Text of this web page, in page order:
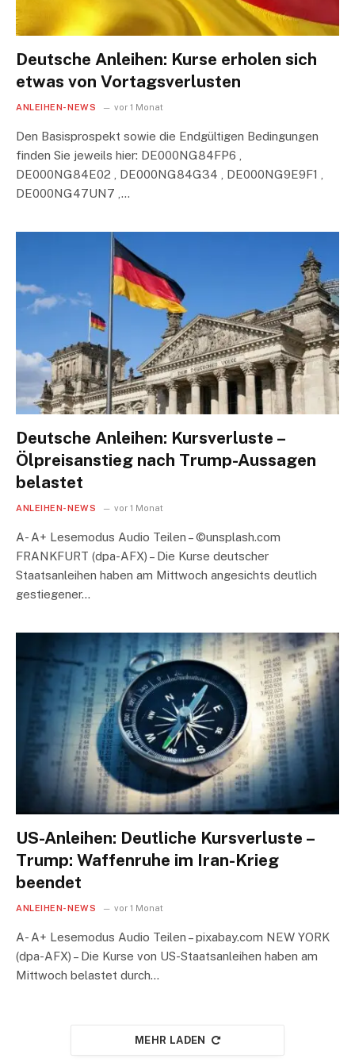
Deutsche Anleihen: Kurse erholen sich
etwas von Vortagsverlusten
ANLEIHEN-NEWS vor 1 Monat
Den Basisprospekt sowie die Endgültigen Bedingungen
finden Sie jeweils hier: DE000NG84FP6 ,
DE000NG84E02 , DE000NG84G34 , DE000NG9E9F1 ,
DE000NG47UN7 ,…
Deutsche Anleihen: Kursverluste –
Ölpreisanstieg nach Trump-Aussagen
belastet
ANLEIHEN-NEWS vor 1 Monat
A- A+ Lesemodus Audio Teilen – ©unsplash.com
FRANKFURT (dpa-AFX) – Die Kurse deutscher
Staatsanleihen haben am Mittwoch angesichts deutlich
gestiegener…
US-Anleihen: Deutliche Kursverluste –
Trump: Waffenruhe im Iran-Krieg
beendet
ANLEIHEN-NEWS vor 1 Monat
A- A+ Lesemodus Audio Teilen – pixabay.com NEW YORK
(dpa-AFX) – Die Kurse von US-Staatsanleihen haben am
Mittwoch belastet durch…
MEHR LADEN